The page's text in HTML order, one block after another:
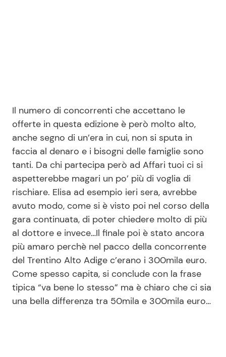
Il numero di concorrenti che accettano le
offerte in questa edizione è però molto alto,
anche segno di un’era in cui, non si sputa in
faccia al denaro e i bisogni delle famiglie sono
tanti. Da chi partecipa però ad Affari tuoi ci si
aspetterebbe magari un po’ più di voglia di
rischiare. Elisa ad esempio ieri sera, avrebbe
avuto modo, come si è visto poi nel corso della
gara continuata, di poter chiedere molto di più
al dottore e invece…Il finale poi è stato ancora
più amaro perchè nel pacco della concorrente
del Trentino Alto Adige c’erano i 300mila euro.
Come spesso capita, si conclude con la frase
tipica “va bene lo stesso” ma è chiaro che ci sia
una bella differenza tra 50mila e 300mila euro…